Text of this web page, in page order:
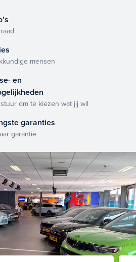
mensen
en
om te kiezen wat jij wil
garanties
garantie